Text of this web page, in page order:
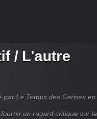
/ L'autre
par Le Temps des Cerises en
un regard critique sur la